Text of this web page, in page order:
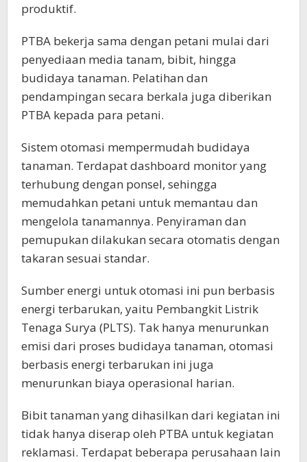
produktif.
PTBA bekerja sama dengan petani mulai dari
penyediaan media tanam, bibit, hingga
budidaya tanaman. Pelatihan dan
pendampingan secara berkala juga diberikan
PTBA kepada para petani.
Sistem otomasi mempermudah budidaya
tanaman. Terdapat dashboard monitor yang
terhubung dengan ponsel, sehingga
memudahkan petani untuk memantau dan
mengelola tanamannya. Penyiraman dan
pemupukan dilakukan secara otomatis dengan
takaran sesuai standar.
Sumber energi untuk otomasi ini pun berbasis
energi terbarukan, yaitu Pembangkit Listrik
Tenaga Surya (PLTS). Tak hanya menurunkan
emisi dari proses budidaya tanaman, otomasi
berbasis energi terbarukan ini juga
menurunkan biaya operasional harian.
Bibit tanaman yang dihasilkan dari kegiatan ini
tidak hanya diserap oleh PTBA untuk kegiatan
reklamasi. Terdapat beberapa perusahaan lain